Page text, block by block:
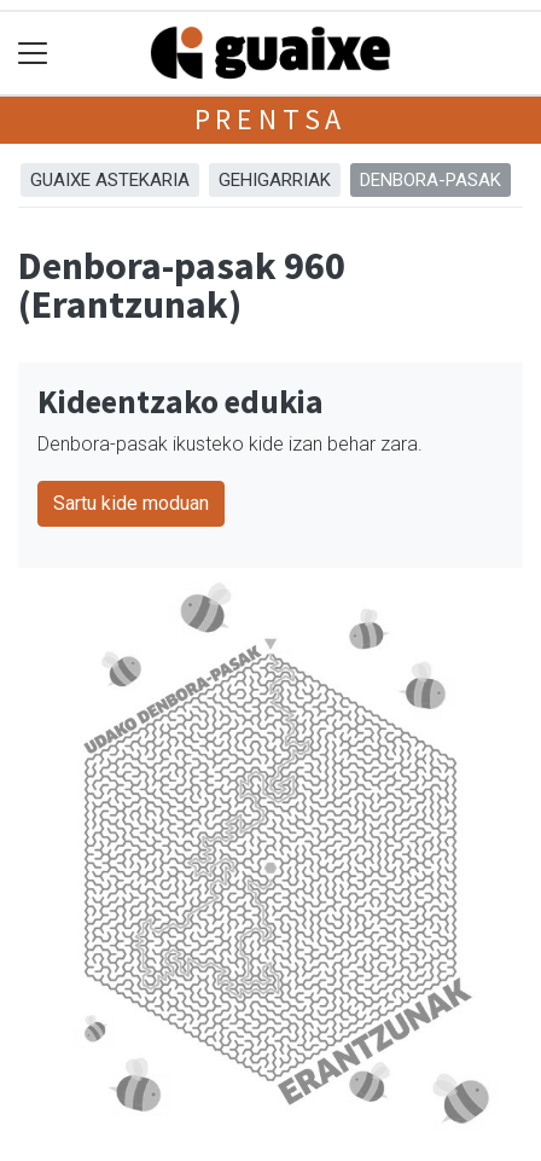
PRENTSA
GUAIXE ASTEKARIA GEHIGARRIAK DENBORA-PASAK
Denbora-pasak 960
(Erantzunak)
Kideentzako edukia
Denbora-pasak ikusteko kide izan behar zara.
Sartu kide moduan